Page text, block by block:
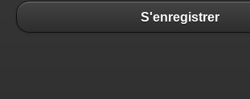
S'enregistrer